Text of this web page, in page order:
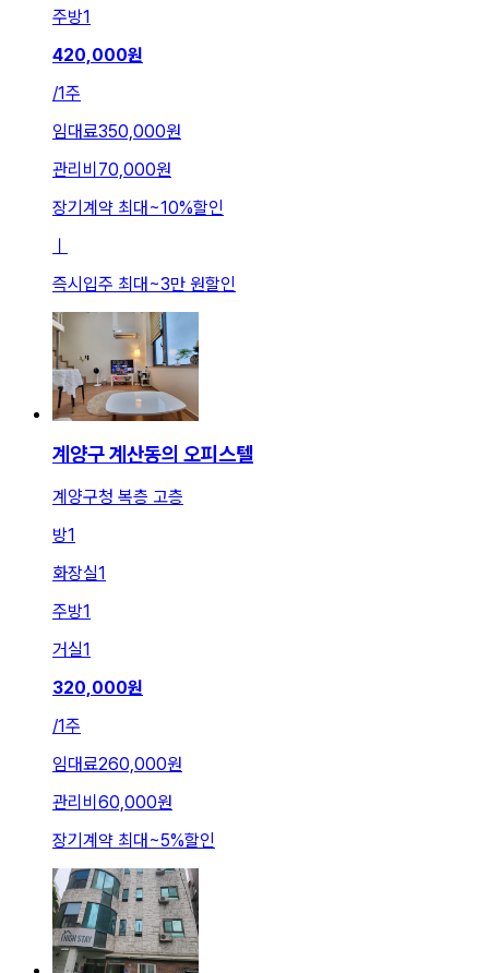
주방1
420,000원
/1주
임대료350,000원
관리비 70,000원
장기계약 최대~10%할인
ㅣ
즉시입주 최대~3만 원할인
계양구 계산동의 오피스텔
계양구청 복층 고층
방1
화장실1
주방1
거실1
320,000원
/1주
임대료260,000원
관리비 60,000원
장기계약 최대 ~5%할인